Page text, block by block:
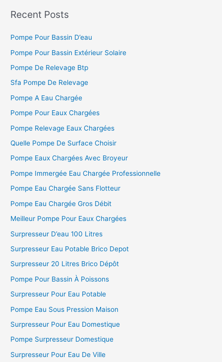
h
r
c
h
Recent Posts
Pompe Pour Bassin D’eau
Pompe Pour Bassin Extérieur Solaire
Pompe De Relevage Btp
Sfa Pompe De Relevage
Pompe A Eau Chargée
Pompe Pour Eaux Chargées
Pompe Relevage Eaux Chargées
Quelle Pompe De Surface Choisir
Pompe Eaux Chargées Avec Broyeur
Pompe Immergée Eau Chargée Professionnelle
Pompe Eau Chargée Sans Flotteur
Pompe Eau Chargée Gros Débit
Meilleur Pompe Pour Eaux Chargées
Surpresseur D’eau 100 Litres
Surpresseur Eau Potable Brico Depot
Surpresseur 20 Litres Brico Dépôt
Pompe Pour Bassin À Poissons
Surpresseur Pour Eau Potable
Pompe Eau Sous Pression Maison
Surpresseur Pour Eau Domestique
Pompe Surpresseur Domestique
Surpresseur Pour Eau De Ville